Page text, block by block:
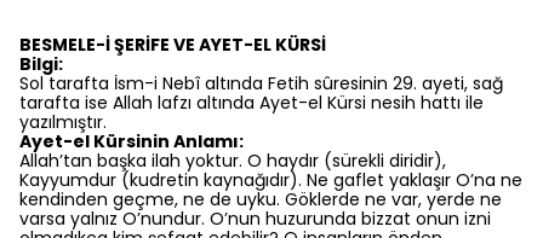
BESMELE-İ ŞERİFE VE AYET-EL KÜRSİ
Bilgi:
Sol tarafta İsm-i Nebî altında Fetih sûresinin 29. ayeti, sağ
tarafta ise Allah lafzı altında Ayet-el Kürsi nesih hattı ile
yazılmıştır.
Ayet-el Kürsinin Anlamı:
Allah’tan başka ilah yoktur. O haydır (sürekli diridir),
Kayyumdur (kudretin kaynağıdır). Ne gaflet yaklaşır O’na ne
kendinden geçme, ne de uyku. Göklerde ne var, yerde ne
varsa yalnız O’nundur. O’nun huzurunda bizzat onun izni